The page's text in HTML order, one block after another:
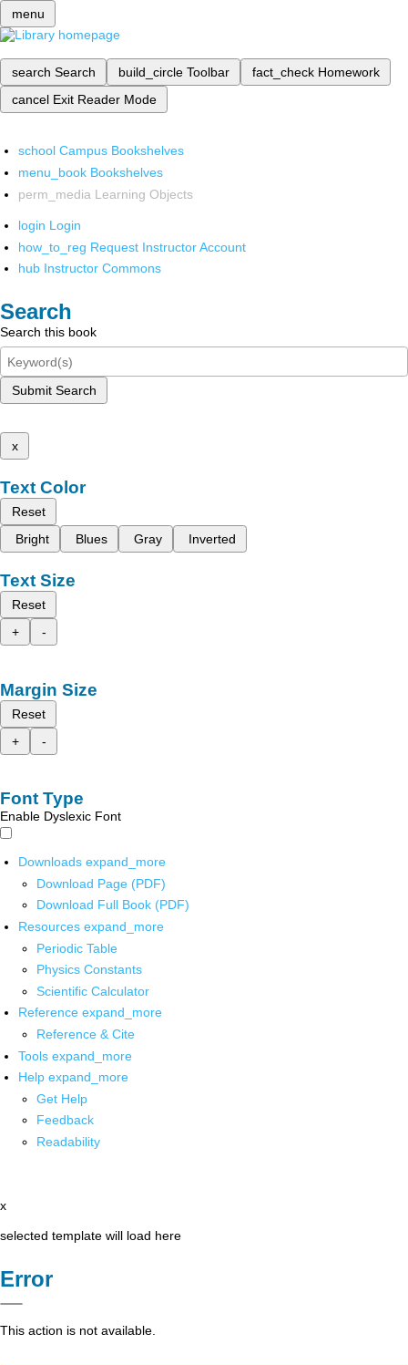
menu
search Search build_circle Toolbar fact_check Homework
cancel Exit Reader Mode
school Campus Bookshelves
menu_book Bookshelves
perm_media Learning Objects
login Login
how_to_reg Request Instructor Account
hub Instructor Commons
Search
Search this book
Submit Search
x
Text Color
Reset
Bright
Blues Gray Inverted
Text Size
Reset
+
-
Margin Size
Reset
+
-
Font Type
Enable Dyslexic Font
Downloads expand_more
Download Page (PDF)
Download Full Book (PDF)
Resources expand_more
Periodic Table
Physics Constants
Scientific Calculator
Reference expand_more
Reference & Cite
Tools expand_more
Help expand_more
Get Help
Feedback
Readability
x
selected template will load here
Error
This action is not available.